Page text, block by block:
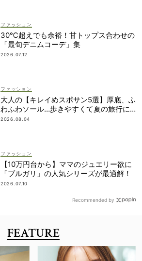
ファッション
30℃超えでも余裕！甘トップス合わせの
「最旬デニムコーデ」集
2026.07.12
ファッション
大人の【キレイめスポサン5選】厚底、ふ
わふわソール…歩きやすくて夏の旅行に
も！
2026.08.04
ファッション
【10万円台から】ママのジュエリー欲に
「ブルガリ」の人気シリーズが最適解！
2026.07.10
Recommended by
FEATURE